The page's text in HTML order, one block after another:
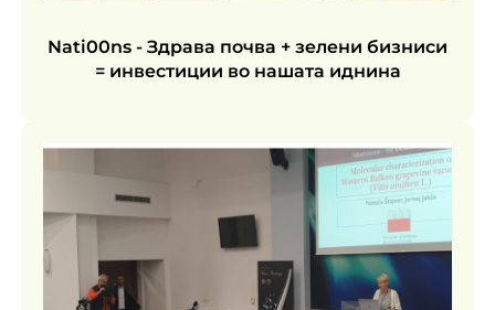
Nati00ns - Здрава почва + зелени бизниси
= инвестиции во нашата иднина